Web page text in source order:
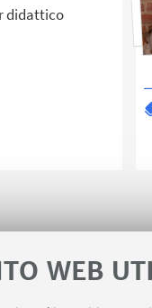
WEB
didattico